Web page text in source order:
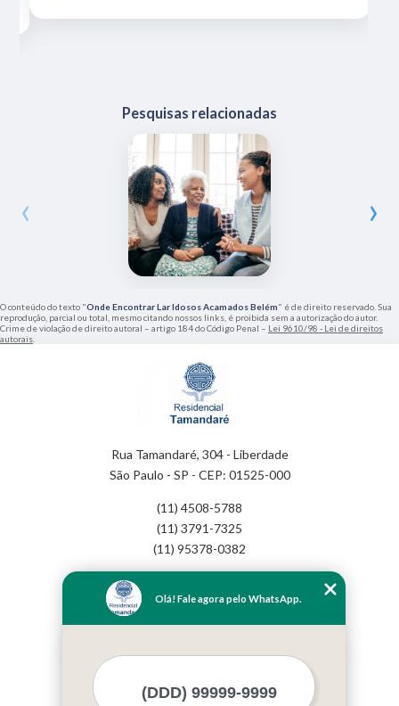
Pesquisas relacionadas
‹ ›
O conteúdo do texto "Onde Encontrar Lar Idosos Acamados Belém" é de direito reservado. Sua
reprodução, parcial ou total, mesmo citando nossos links, é proibida sem a autorização do autor.
Crime de violação de direito autoral – artigo 184 do Código Penal – Lei 9610/98 - Lei de direitos
autorais
Rua Tamandaré, 304 - Liberdade
São Paulo - SP - CEP: 01525-000
(11) 4508-5788
(11) 3791-7325
(11) 95378-0382
Empresa
Missão
Mapa do site
Olá! Fale agora pelo WhatsApp.